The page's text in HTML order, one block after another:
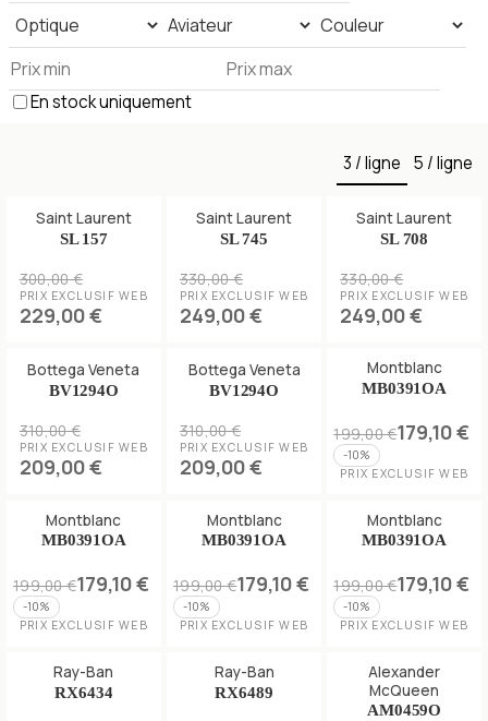
En stock uniquement
3 / ligne 5 / ligne
Saint Laurent
SL 157
300,00 €
PRIX EXCLUSIF WEB
229,00 €
Saint Laurent
SL 745
330,00 €
PRIX EXCLUSIF WEB
249,00 €
Saint Laurent
SL 708
330,00 €
PRIX EXCLUSIF WEB
249,00 €
Bottega Veneta
BV1294O
310,00 €
PRIX EXCLUSIF WEB
209,00 €
Bottega Veneta
BV1294O
310,00 €
PRIX EXCLUSIF WEB
209,00 €
Montblanc
MB0391OA
199,00 €179,10 €
-10%
PRIX EXCLUSIF WEB
Montblanc
MB0391OA
199,00 €179,10 €
-10%
PRIX EXCLUSIF WEB
Montblanc
MB0391OA
199,00 €179,10 €
-10%
PRIX EXCLUSIF WEB
Montblanc
MB0391OA
199,00 €179,10 €
-10%
PRIX EXCLUSIF WEB
Ray-Ban
RX6434
Ray-Ban
RX6489
Alexander
McQueen
AM0459O